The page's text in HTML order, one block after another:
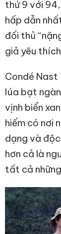
thứ 9 với
hấp dẫn
đối thủ
giả yêu
Condé Nast
lúa bạt
vịnh biển
hiếm có nơi
dạng và
hơn cả là
tất cả